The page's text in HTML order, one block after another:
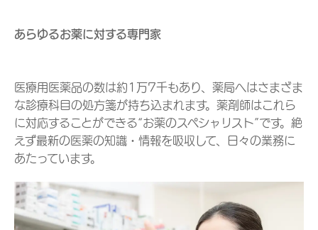
あらゆるお薬に対する専門家
医療用医薬品の数は約1万7千もあり、薬局へはさまざま
な診療科目の処方箋が持ち込まれます。薬剤師はこれら
に対応することができる“お薬のスペシャリスト”です。絶
えず最新の医薬の知識・情報を吸収して、日々の業務に
あたっています。